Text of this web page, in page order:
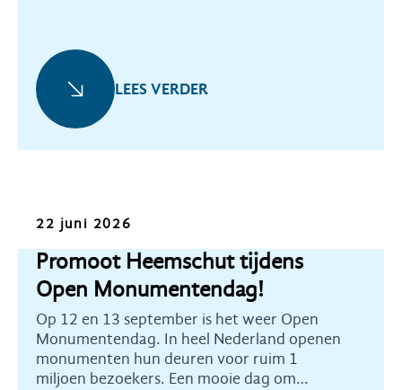
LEES VERDER
Oproep
22 juni 2026
Promoot Heemschut tijdens
Open Monumentendag!
Op 12 en 13 september is het weer Open
Monumentendag. In heel Nederland openen
monumenten hun deuren voor ruim 1
miljoen bezoekers. Een mooie dag om